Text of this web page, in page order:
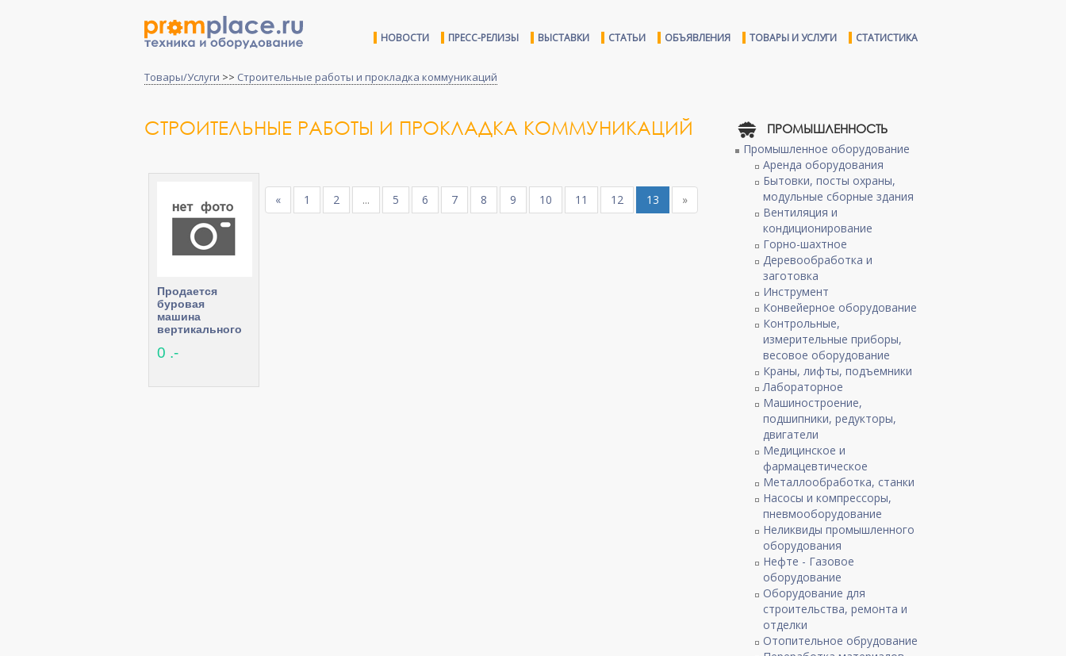
НОВОСТИ ПРЕСС-РЕЛИЗЫ ВЫСТАВКИ СТАТЬИ ОБЪЯВЛЕНИЯ ТОВАРЫ И УСЛУГИ СТАТИСТИКА
Товары/Услуги >> Строительные работы и прокладка коммуникаций
СТРОИТЕЛЬНЫЕ РАБОТЫ И ПРОКЛАДКА КОММУНИКАЦИЙ
Продается
буровая
машина
вертикального
Copco ECM 585
0 .-
« 1 2 ... 5 6 7 8 9 10 11 12 13 »
ПРОМЫШЛЕННОСТЬ
Промышленное оборудование
Аренда оборудования
Бытовки, посты охраны,
модульные сборные здания
Вентиляция и
кондиционирование
Горно-шахтное
Деревообработка и
заготовка
Инструмент
Конвейерное оборудование
Контрольные,
измерительные приборы,
весовое оборудование
Краны, лифты, подъемники
Лабораторное
Машиностроение,
подшипники, редукторы,
двигатели
Медицинское и
фармацевтическое
Металлообработка, станки
Насосы и компрессоры,
пневмооборудование
Неликвиды промышленного
оборудования
Нефте - Газовое
оборудование
Оборудование для
строительства, ремонта и
отделки
Отопительное обрудование